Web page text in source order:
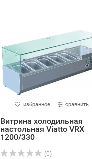
избранное сравнить
Витрина холодильная
настольная Viatto VRX
1200/330
(0)